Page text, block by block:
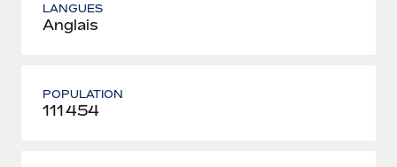
LANGUES
Anglais
POPULATION
111 454